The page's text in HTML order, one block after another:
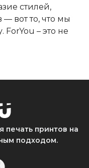
стилей,
вот то, что мы
– это не
принтами, наша
вы узнаете о
том, как,
в
печать принтов на
подходом.